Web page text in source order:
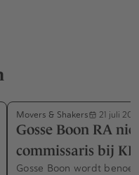
Movers & Shakers 21 juli
Gosse Boon RA
commissaris bij
Gosse Boon wordt